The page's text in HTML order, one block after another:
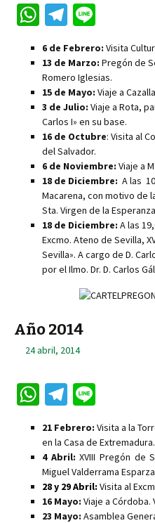
W
h
at
sA
p
p
Te
le
gr
a
m
n
e
6 de Febrero: Visita
13 de Marzo: Pregón de
Romero Iglesias.
15 de Mayo: Viaje a
3 de Julio: Viaje a Rota,
Carlos I» en su base.
16 de Octubre: Visita al
del Salvador.
6 de Noviembre: Viaje a
18 de Diciembre: A las
Macarena, con motivo de
Sta. Virgen de la
18 de Diciembre: A las
Excmo. Ateno de Sevilla,
Sevilla». A cargo de D.
por el Ilmo. Dr. D. Carlos
Año 2014
24 abril, 2014
W
h
at
sA
p
p
Te
gr
a
m
n
e
21 Febrero: Visita a la
en la Casa de Extremadura.
4 Abril: XVIII Pregón de
Miguel Valderrama
28 y 29 Abril: Visita al
16 Mayo: Viaje a
23 Mayo: Asamblea